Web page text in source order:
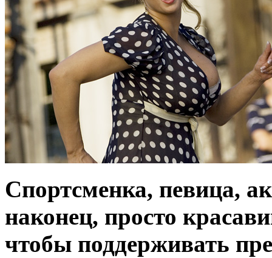
Спортсменка, певица,
наконец, просто
чтобы поддерживать